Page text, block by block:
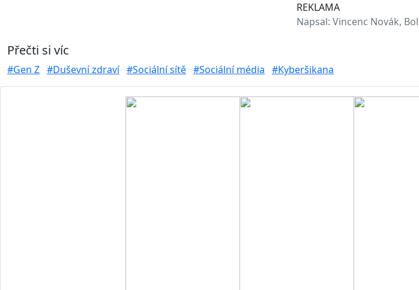
REKLAMA
Napsal: Vincenc Novák,
Přečti si víc
#Gen Z #Duševní zdraví #Sociální sítě #Sociální média #Kyberšikana